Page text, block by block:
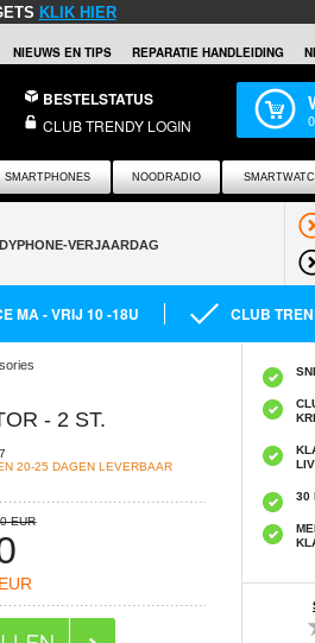
KLIK HIER
NIEUWS EN TIPS REPARATIE HANDLEIDING
BESTELSTATUS
CLUB TRENDY LOGIN 0
SMARTPHONES NOODRADIO
MA - VRIJ 10 -18U CLUB
- 2 ST.
20-25 DAGEN LEVERBAAR
EUR
30